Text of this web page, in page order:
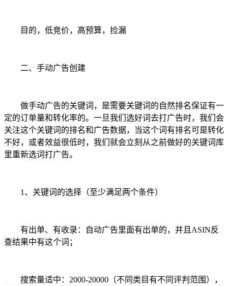
目的，低竞价，高预算，捡漏
二、手动广告创建
做手动广告的关键词，是需要关键词的自然排名保证有一
定的订单量和转化率的。一旦我们选好词去打广告时，我们会
关注这个关键词的排名和广告数据，当这个词有排名可是转化
不好，或者效益很低时，我们就会立刻从之前做好的关键词库
里重新选词打广告。
1、关键词的选择（至少满足两个条件）
有出单、有收录：自动广告里面有出单的，并且ASIN反
查结果中有这个词；
搜索量适中：2000-20000（不同类目有不同评判范围），